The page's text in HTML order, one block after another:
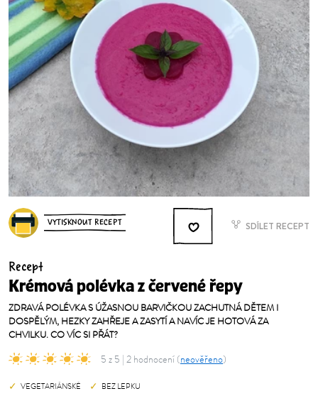
VYTISKNOUT RECEPT SDÍLET RECEPT
Recept
Krémová polévka z červené řepy
ZDRAVÁ POLÉVKA S ÚŽASNOU BARVIČKOU ZACHUTNÁ DĚTEM I
DOSPĚLÝM, HEZKY ZAHŘEJE A ZASYTÍ A NAVÍC JE HOTOVÁ ZA
CHVILKU. CO VÍC SI PŘÁT?
5 z 5 | 2 hodnocení (neověřeno)
VEGETARIÁNSKÉ BEZ LEPKU